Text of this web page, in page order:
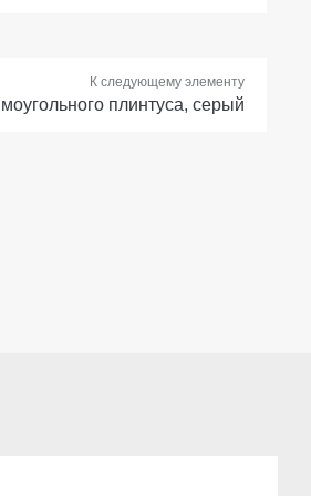
К следующему элементу
плинтуса, серый